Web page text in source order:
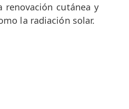
renovación cutánea y
la radiación solar.